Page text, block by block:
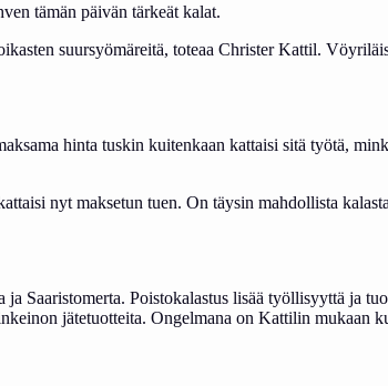
tämän päivän tärkeät kalat.
suursyömäreitä, toteaa Christer Kattil.
hinta tuskin kuitenkaan kattaisi sitä työtä,
nyt maksetun tuen. On täysin mahdollista
ja Saaristomerta. Poistokalastus lisää työllisyyttä ja
jätetuotteita. Ongelmana on Kattilin mukaan